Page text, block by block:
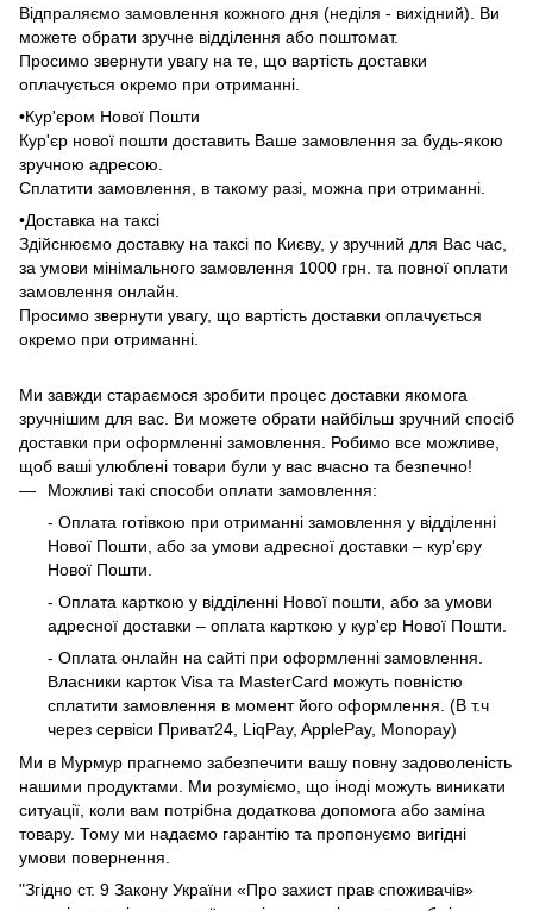
Відпраляємо замовлення кожного дня (неділя - вихідний). Ви
можете обрати зручне відділення або поштомат.
Просимо звернути увагу на те, що вартість доставки
оплачується окремо при отриманні.
•Кур'єром Нової Пошти
Кур'єр нової пошти доставить Ваше замовлення за будь-якою
зручною адресою.
Сплатити замовлення, в такому разі, можна при отриманні.
•Доставка на таксі
Здійснюємо доставку на таксі по Києву, у зручний для Вас час,
за умови мінімального замовлення 1000 грн. та повної оплати
замовлення онлайн.
Просимо звернути увагу, що вартість доставки оплачується
окремо при отриманні.
Ми завжди стараємося зробити процес доставки якомога
зручнішим для вас. Ви можете обрати найбільш зручний спосіб
доставки при оформленні замовлення. Робимо все можливе,
щоб ваші улюблені товари були у вас вчасно та безпечно!
Можливі такі способи оплати замовлення:
- Оплата готівкою при отриманні замовлення у відділенні
Нової Пошти, або за умови адресної доставки – кур'єру
Нової Пошти.
- Оплата карткою у відділенні Нової пошти, або за умови
адресної доставки – оплата карткою у кур'єр Нової Пошти.
- Оплата онлайн на сайті при оформленні замовлення.
Власники карток Visa та MasterCard можуть повністю
сплатити замовлення в момент його оформлення. (В т.ч
через сервіси Приват24, LiqPay, ApplePay, Monopay)
Ми в Мурмур прагнемо забезпечити вашу повну задоволеність
нашими продуктами. Ми розуміємо, що іноді можуть виникати
ситуації, коли вам потрібна додаткова допомога або заміна
товару. Тому ми надаємо гарантію та пропонуємо вигідні
умови повернення.
"Згідно ст. 9 Закону України «Про захист прав споживачів»